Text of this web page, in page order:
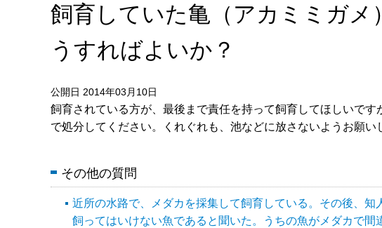
飼育していた亀（アカミミガ
うすればよいか？
公開日 2014年03月10日
飼育されている方が、最後まで責任を持って飼育してほしいで
で処分してください。くれぐれも、池などに放さないようお願い
その他の質問
近所の水路で、メダカを採集して飼育している。その後、
飼ってはいけない魚であると聞いた。うちの魚がメダカで間